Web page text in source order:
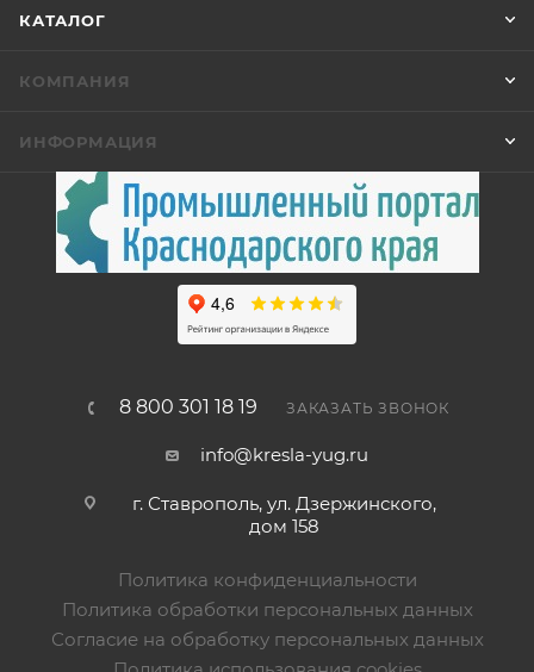
КАТАЛОГ
КОМПАНИЯ
ИНФОРМАЦИЯ
8 800 301 18 19 ЗАКАЗАТЬ ЗВОНОК
info@kresla-yug.ru
г. Ставрополь​, ул. Дзержинского,
дом 158
Политика конфиденциальности
Политика обработки персональных данных
Согласие на обработку персональных данных